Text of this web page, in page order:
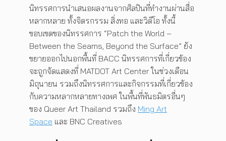
นิทรรศการนำเสนอผลงานจากศิลปินที่ทำงานผ่านสื่อ
หลากหลาย ทั้งจิตรกรรม สิ่งทอ และวิดีโอ ทั้งนี้
ขอบเขตของนิทรรศการ “Patch the World –
Between the Seams, Beyond the Surface” ยัง
ขยายออกไปนอกพื้นที่ BACC นิทรรศการที่เกี่ยวข้อง
จะถูกจัดแสดงที่ MATDOT Art Center ในช่วงเดือน
มิถุนายน รวมถึงนิทรรศการและกิจกรรมที่เกี่ยวข้อง
กับความหลากหลายทางเพศ ในพื้นที่พันธมิตรอื่นๆ
ของ Queer Art Thailand รวมถึง Ming Art
Space และ BNC Creatives